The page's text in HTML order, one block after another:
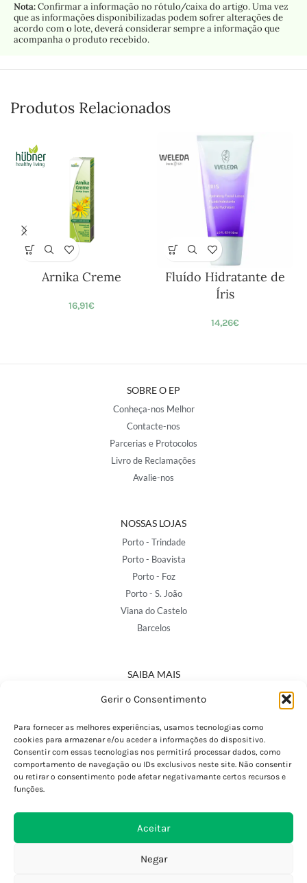
Gerir o Consentimento
Para fornecer as melhores experiências, usamos tecnologias como
cookies para armazenar e/ou aceder a informações do dispositivo.
Consentir com essas tecnologias nos permitirá processar dados, como
comportamento de navegação ou IDs exclusivos neste site. Não consentir
ou retirar o consentimento pode afetar negativamante certos recursos e
funções.
Aceitar
Negar
Nota:Confirmar a informação no rótulo/caixa do artigo. Uma vez
que as informações disponibilizadas podem sofrer alterações de
acordo com o lote, deverá considerar sempre a informação que
acompanha o produto recebido.
Produtos Relacionados
Arnika Creme
16,91€
Fluído Hidratante de
Íris
14,26€
SOBRE O EP
Conheça-nos Melhor
Contacte-nos
Parcerias e Protocolos
Livro de Reclamações
Avalie-nos
NOSSAS LOJAS
Porto - Trindade
Porto - Boavista
Porto - Foz
Porto - S. João
Viana do Castelo
Barcelos
SAIBA MAIS
Política de Privacidade
Termos e Condições
Perguntas Frequentes
Custos de Envio
Encomendas Internacionais
Devoluções e Trocas